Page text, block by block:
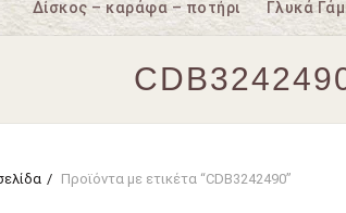
Δίσκος – καράφα – ποτήρι Γλυκά
Προϊόντα με ετικέτα “CDB3242490”